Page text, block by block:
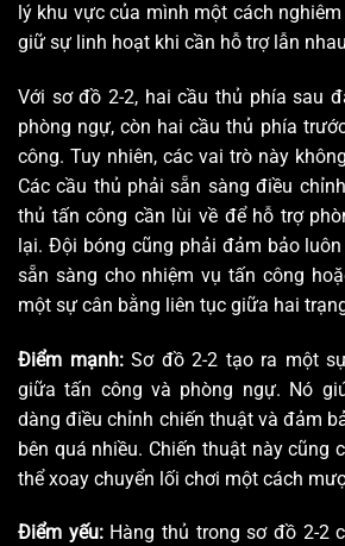
lý khu vực của mình một cách
giữ sự linh hoạt khi cần hỗ trợ lẫn
Với sơ đồ 2-2, hai cầu thủ phía sau
phòng ngự, còn hai cầu thủ phía
công. Tuy nhiên, các vai trò này
Các cầu thủ phải sẵn sàng điều
thủ tấn công cần lùi về để hỗ trợ
lại. Đội bóng cũng phải đảm bảo
sẵn sàng cho nhiệm vụ tấn công
một sự cân bằng liên tục giữa hai
Điểm mạnh:Sơ đồ 2-2 tạo ra một
giữa tấn công và phòng ngự. Nó
dàng điều chỉnh chiến thuật và đảm
bên quá nhiều. Chiến thuật này cũng
thể xoay chuyển lối chơi một cách
Điểm yếu:Hàng thủ trong sơ đồ 2-2